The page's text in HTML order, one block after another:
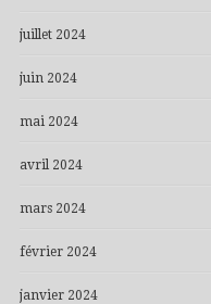
juillet 2024
juin 2024
mai 2024
avril 2024
mars 2024
février 2024
janvier 2024